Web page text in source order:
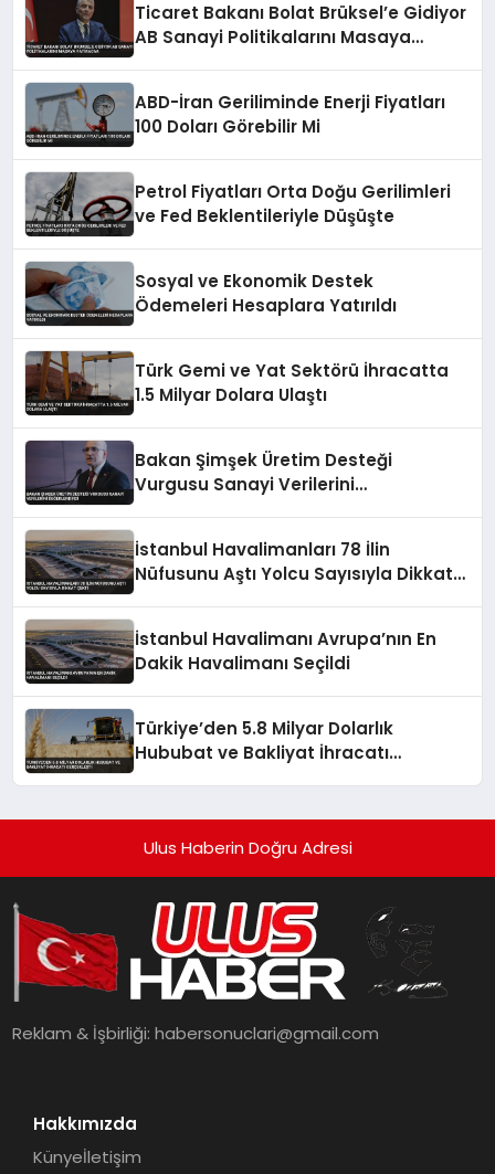
Ticaret Bakanı Bolat Brüksel’e Gidiyor
AB Sanayi Politikalarını Masaya
ABD-İran Geriliminde Enerji Fiyatları
100 Doları Görebilir Mi
Petrol Fiyatları Orta Doğu Gerilimleri
ve Fed Beklentileriyle Düşüşte
Sosyal ve Ekonomik Destek
Ödemeleri Hesaplara Yatırıldı
Türk Gemi ve Yat Sektörü İhracatta
1.5 Milyar Dolara Ulaştı
Bakan Şimşek Üretim Desteği
Vurgusu Sanayi Verilerini
İstanbul Havalimanları 78 İlin
Nüfusunu Aştı Yolcu Sayısıyla Dikkat
İstanbul Havalimanı Avrupa’nın En
Dakik Havalimanı Seçildi
Türkiye’den 5.8 Milyar Dolarlık
Hububat ve Bakliyat İhracatı
Ulus Haberin Doğru Adresi
Reklam & İşbirliği:habersonuclari@gmail.com
Hakkımızda
Künyeİletişim